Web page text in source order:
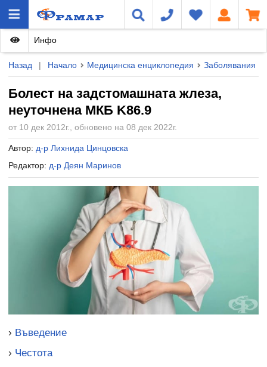
Назад | Начало Медицинска енциклопедия Заболявания
Болест на задстомашната жлеза,
неуточнена МКБ K86.9
от 10 дек 2012г., обновено на 08 дек 2022г.
Автор: д-р Лихнида Цинцовска
Редактор: д-р Деян Маринов
Инфо
› Въведение
› Честота